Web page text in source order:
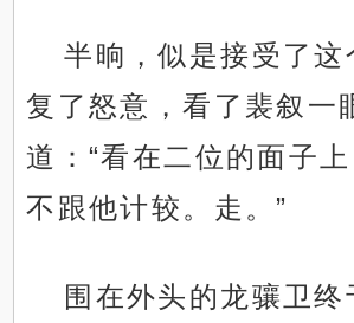
半晌，似是接受了这
复了怒意，看了裴叙一
道：“看在二位的面子
不跟他计较。走。”
围在外头的龙骧卫终